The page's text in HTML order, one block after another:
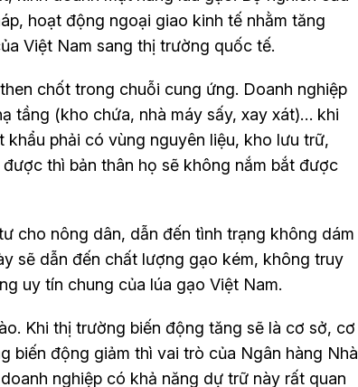
hoạt động ngoại giao kinh tế nhằm tăng
Việt Nam sang thị trường quốc tế.
chốt trong chuỗi cung ứng. Doanh nghiệp
tầng (kho chứa, nhà máy sấy, xay xát)… khi
phải có vùng nguyên liệu, kho lưu trữ,
thì bản thân họ sẽ không nắm bắt được
cho nông dân, dẫn đến tình trạng không dám
sẽ dẫn đến chất lượng gạo kém, không truy
uy tín chung của lúa gạo Việt Nam.
Khi thị trường biến động tăng sẽ là cơ sở, cơ
biến động giảm thì vai trò của Ngân hàng Nhà
nghiệp có khả năng dự trữ này rất quan